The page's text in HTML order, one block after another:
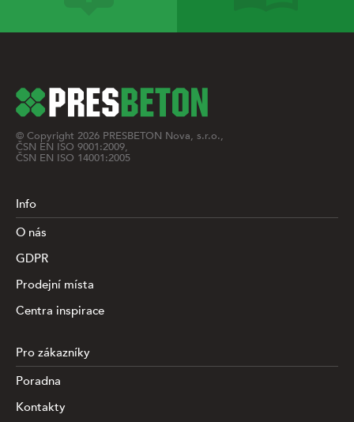
© Copyright 2026 PRESBETON Nova, s.r.o.,
ČSN EN ISO 9001:2009,
ČSN EN ISO 14001:2005
Info
O nás
GDPR
Prodejní místa
Centra inspirace
Pro zákazníky
Poradna
Kontakty